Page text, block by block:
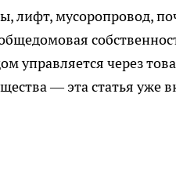
лифт, мусоропровод,
управляется через
— эта статья уже